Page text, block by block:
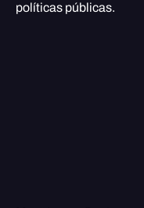
políticas públicas.